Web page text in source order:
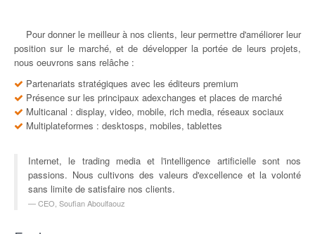
Pour donner le meilleur à nos clients, leur permettre d'améliorer leur
position sur le marché, et de développer la portée de leurs projets,
nous oeuvrons sans relâche :
Partenariats stratégiques avec les éditeurs premium
Présence sur les principaux adexchanges et places de marché
Multicanal : display, video, mobile, rich media, réseaux sociaux
Multiplateformes : desktosps, mobiles, tablettes
Internet, le trading media et l'intelligence artificielle sont nos
passions. Nous cultivons des valeurs d'excellence et la volonté
sans limite de satisfaire nos clients.
CEO, Soufian Aboulfaouz